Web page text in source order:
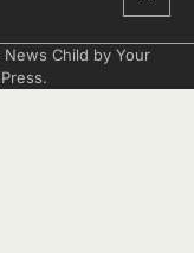
News Child by Your
.